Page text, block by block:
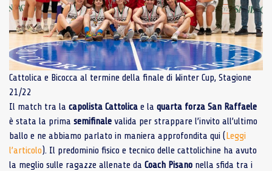
Cattolica e Bicocca al termine della finale di Winter Cup, Stagione
21/22
Il match tra la capolista Cattolica e la quarta forza San Raffaele
è stata la prima semifinale valida per strappare l’invito all’ultimo
ballo e ne abbiamo parlato in maniera approfondita qui (Leggi
l’articolo). Il predominio fisico e tecnico delle cattolichine ha avuto
la meglio sulle ragazze allenate da Coach Pisano nella sfida tra i